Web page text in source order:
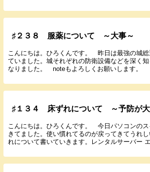
♯２３８ 服薬について ～大事～
こんにちは。ひろくんです。 昨日は最強の城総
ていました。城それぞれの防衛設備などを深く
なりました。 noteもよろしくお願いします。
♯１３４ 床ずれについて ～予防が大
こんにちは。ひろくんです。 今日パソコンの
きてました。使い慣れてるのが戻ってきてうれ
れについて書いていきます。レンタルサーバー